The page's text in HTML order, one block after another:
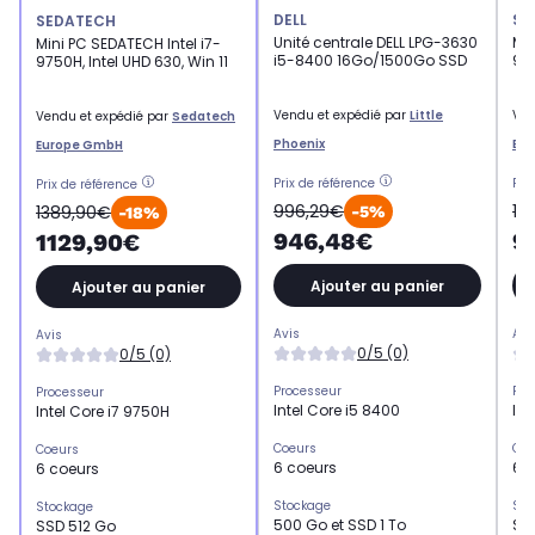
SEDATECH
Mini PC SEDATECH Intel i7-
9750H, Intel UHD 630, Win 11
Vendu et expédié par Sedatech
Europe GmbH
Prix de référence
1389,90€ -18%
1129,90€
Ajouter au panier
Avis
0/5 (0)
Processeur
Intel Core i7 9750H
Coeurs
6 coeurs
Stockage
SSD 512 Go
DELL
Unité centrale DELL LPG-3630
i5-8400 16Go/1500Go SSD
Vendu et expédié par Little
Phoenix
Prix de référence
996,29€ -5%
946,48€
Ajouter au panier
Avis
0/5 (0)
Processeur
Intel Core i5 8400
Coeurs
6 coeurs
Stockage
500 Go et SSD 1 To
6